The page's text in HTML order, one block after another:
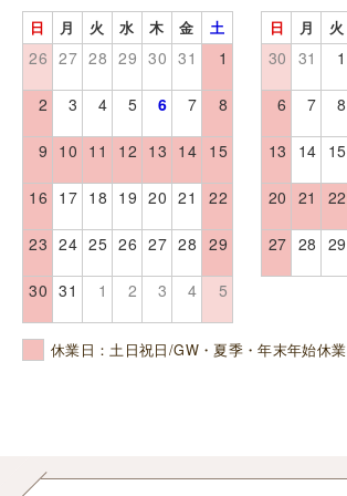
日 月 火 水 木 金 土
26 27 28 29 30 31 1
2 3 4 5 6 7 8
9 10 11 12 13 14 15
16 17 18 19 20 21 22
23 24 25 26 27 28 29
30 31 1 2 3 4 5
日 月 火
30 31 1
6 7 8
13 14 15
20 21 22
27 28 29
休業日：土日祝日/GW・夏季・年末年始休業